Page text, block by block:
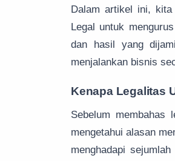
Dalam artikel ini, kita
Legal untuk
dan hasil yang
menjalankan bisnis
Kenapa Legalitas
Sebelum membahas
mengetahui alasan
menghadapi